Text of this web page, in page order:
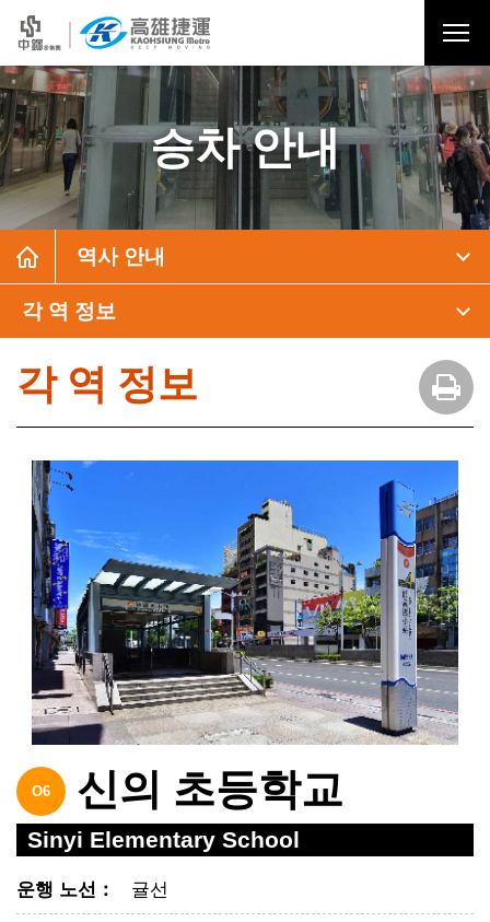
승차 안내
역사 안내
각 역 정보
각 역 정보
O6 신의 초등학교
Sinyi Elementary School
운행 노선 ： 귤선